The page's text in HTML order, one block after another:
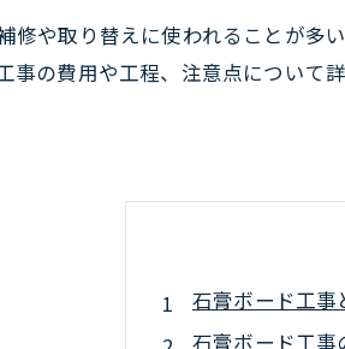
修や取り替えに使われることが多
事の費用や工程、注意点につい
石膏ボード工事
石膏ボード工事